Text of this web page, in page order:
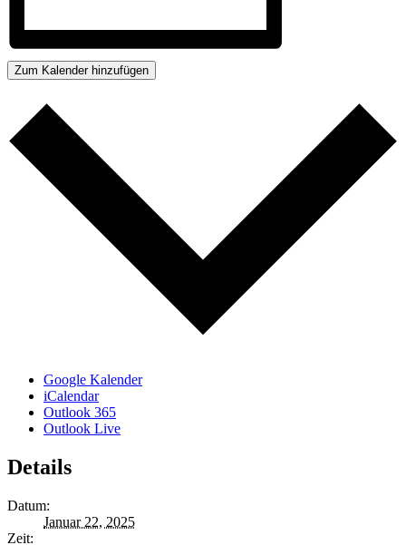
Zum Kalender hinzufügen
Google Kalender
iCalendar
Outlook 365
Outlook Live
Details
Datum:
Januar 22, 2025
Zeit: